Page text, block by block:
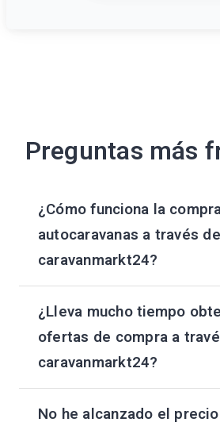
Preguntas más
¿Cómo funciona la
autocaravanas a través de
caravanmarkt24?
¿Lleva mucho tiempo
ofertas de compra a
caravanmarkt24?
No he alcanzado el